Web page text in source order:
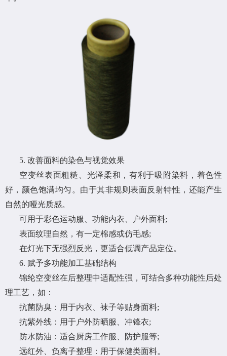
5. 改善面料的染色与视觉效果
空变丝表面粗糙、光泽柔和，有利于吸附染料，着色性
好，颜色饱满均匀。由于其非规则表面反射特性，还能产生
自然的哑光质感。
可用于彩色运动服、功能内衣、户外面料;
表面纹理自然，有一定棉感或仿毛感;
在灯光下无强烈反光，更适合低调产品定位。
6. 赋予多功能加工基础结构
锦纶空变丝在后整理中适配性强，可结合多种功能性后处
理工艺，如：
抗菌防臭：用于内衣、袜子等贴身面料;
抗紫外线：用于户外防晒服、冲锋衣;
防水防油：适合厨房工作服、防护服等;
远红外、负离子整理：用于保健类面料。